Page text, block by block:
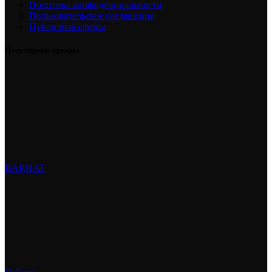
Политика конфиденциальности
Пользовательское соглашение
Публичная оферта
BARHAT